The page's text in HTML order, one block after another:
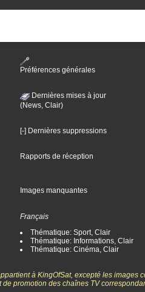
Préférences générales
Dernières mises à jour
(News, Clair)
[-] Dernières suppressions
Rapports de réception
Images manquantes
Français
Thématique: Sport, Clair
Thématique: Informations, Clair
Thématique: Cinéma, Clair
à KingOfSat, excepté les
promotion des chaînes TV